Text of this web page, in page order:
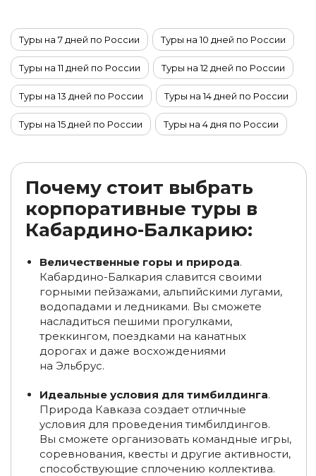
Туры на 7 дней по России Туры на 10 дней по России
Туры на 11 дней по России Туры на 12 дней по России
Туры на 13 дней по России Туры на 14 дней по России
Туры на 15 дней по России Туры на 4 дня по России
Туры на 9 дней по России Туры на 8 дней по России
Туры в ноябре по России Туры в октябре по России
Туры из Казани Туры из Рязани
Туры в декабре по России Туры по России из Москвы
Туры по России из Санкт-Петербурга
Туры из Екатеринбурга Туры из Владимира
Туры на Байкал из Санкт-Петербурга
Туры на Байкал из Владивостока
Туры на Байкал из Ульяновска
Туры на Байкал из Тольятти
Почему стоит выбрать
корпоративные туры в
Кабардино-Балкарию:
Величественные горы и природа.
Кабардино-Балкария славится своими
горными пейзажами, альпийскими лугами,
водопадами и ледниками. Вы сможете
насладиться пешими прогулками,
треккингом, поездками на канатных
дорогах и даже восхождениями
на Эльбрус.
Идеальные условия для тимбилдинга.
Природа Кавказа создает отличные
условия для проведения тимбилдингов.
Вы сможете организовать командные игры,
соревнования, квесты и другие активности,
способствующие сплочению коллектива.